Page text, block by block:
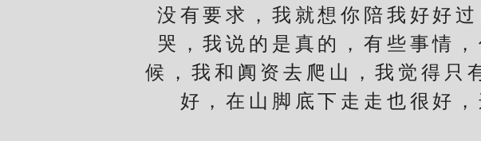
没有要求，我就想你陪我好好
哭，我说的是真的，有些事情
候，我和阗资去爬山，我觉得只
好，在山脚底下走走也很好